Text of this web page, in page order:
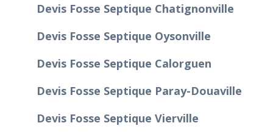
Devis Fosse Septique Chatignonville
Devis Fosse Septique Oysonville
Devis Fosse Septique Calorguen
Devis Fosse Septique Paray-Douaville
Devis Fosse Septique Vierville